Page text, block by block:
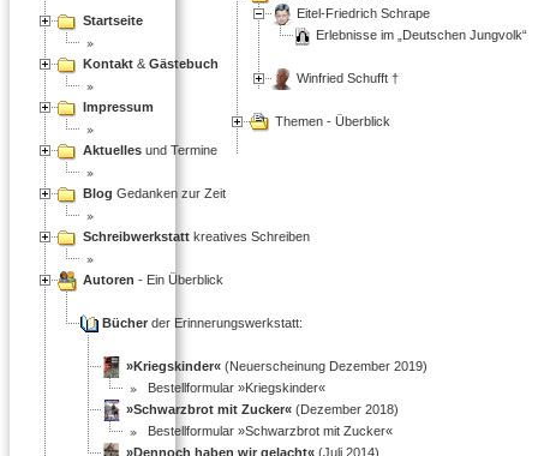
Eitel-Friedrich Schrape
Erlebnisse im
Deutschen Jungvolk
Winfried Schufft †
Themen - Überblick
Startseite
Kontakt & Gästebuch
Impressum
Aktuelles und Termine
Blog Gedanken zur Zeit
Schreibwerkstatt kreatives Schreiben
Autoren - Ein Überblick
Bücher der Erinnerungswerkstatt:
»Kriegskinder« (Neuerscheinung Dezember 2019)
Bestellformular »Kriegskinder«
»Schwarzbrot mit Zucker« (Dezember 2018)
Bestellformular »Schwarzbrot mit Zucker«
»Dennoch haben wir gelacht« (Juli 2014)